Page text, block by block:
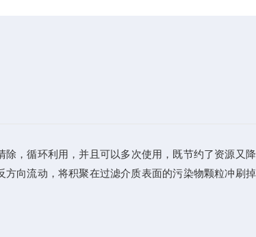
，循环利用，并且可以多次使用，既节约了资源又
向流动，将积聚在过滤介质表面的污染物颗粒冲刷